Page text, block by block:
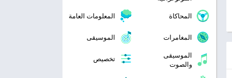
المحاكاة المعلومات العامة
المغامرات
الموسيقى
الموسيقى
والصوت
تخصيص